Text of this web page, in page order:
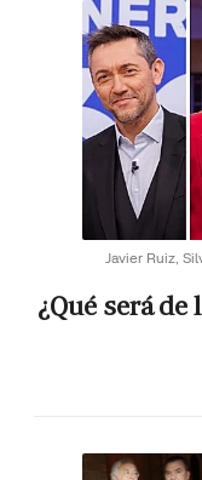
Javier Ruiz,
¿Qué será